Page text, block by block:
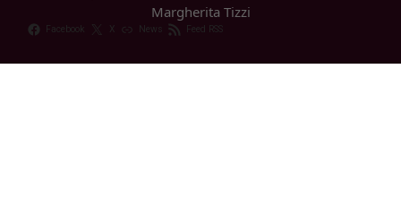
Margherita Tizzi
Facebook X News Feed RSS